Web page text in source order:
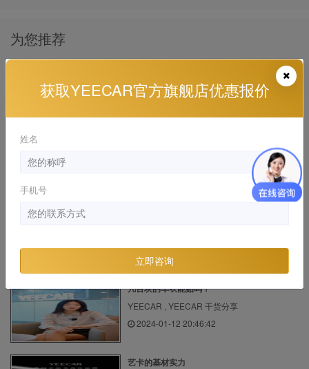
为您推荐
YEECAR , YEECAR 干货分享
2024-01-12 20:39:34
几百块的车衣能贴吗？
YEECAR , YEECAR 干货分享
2024-01-12 20:46:42
艺卡的基材实力
获取YEECAR官方旗舰店优惠报价
姓名
手机号
立即咨询